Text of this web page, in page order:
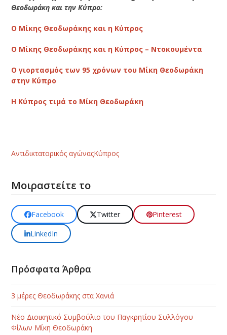
Θεοδωράκη και την Κύπρο:
Ο Μίκης Θεοδωράκης και η Κύπρος
Ο Μίκης Θεοδωράκης και η Κύπρος – Ντοκουμέντα
Ο γιορτασμός των 95 χρόνων του Μίκη Θεοδωράκη
στην Κύπρο
Η Κύπρος τιμά το Μίκη Θεοδωράκη
Αντιδικτατορικός αγώναςΚύπρος
Μοιραστείτε το
Facebook Twitter
Pinterest
LinkedIn
Πρόσφατα Άρθρα
3 μέρες Θεοδωράκης στα Χανιά
Νέο Διοικητικό Συμβούλιο του Παγκρητίου Συλλόγου
Φίλων Μίκη Θεοδωράκη